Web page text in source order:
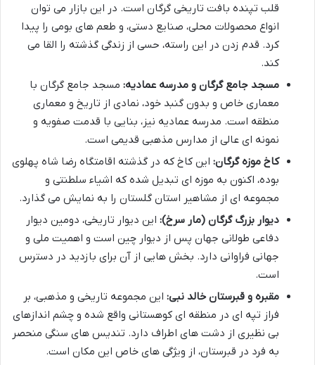
قلب تپنده بافت تاریخی گرگان است. در این بازار می توان
انواع محصولات محلی، صنایع دستی، و طعم های بومی را پیدا
کرد. قدم زدن در این راسته، حسی از زندگی گذشته را القا می
کند.
مسجد جامع گرگان و مدرسه عمادیه: مسجد جامع گرگان با
معماری خاص و بدون گنبد خود، نمادی از تاریخ و معماری
منطقه است. مدرسه عمادیه نیز، بنایی با قدمت صفویه و
نمونه ای عالی از مدارس مذهبی قدیمی است.
کاخ موزه گرگان: این کاخ که در گذشته اقامتگاه رضا شاه پهلوی
بوده، اکنون به موزه ای تبدیل شده که اشیاء سلطنتی و
مجموعه ای از مشاهیر استان گلستان را به نمایش می گذارد.
دیوار بزرگ گرگان (مار سرخ): این دیوار تاریخی، دومین دیوار
دفاعی طولانی جهان پس از دیوار چین است و اهمیت ملی و
جهانی فراوانی دارد. بخش هایی از آن برای بازدید در دسترس
است.
مقبره و قبرستان خالد نبی: این مجموعه تاریخی و مذهبی، بر
فراز تپه ای در منطقه ای کوهستانی واقع شده و چشم اندازهای
بی نظیری از دشت های اطراف دارد. تندیس های سنگی منحصر
به فرد در قبرستان، از ویژگی های خاص این مکان است.